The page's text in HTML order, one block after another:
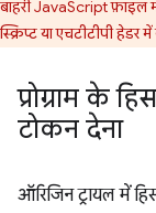
बाहरी JavaScript फ़ाइल
स्क्रिप्ट या एचटीटीपी हेडर
प्रोग्राम के
टोकन देना
ऑरिजिन ट्रायल में